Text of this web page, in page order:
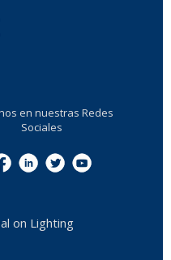
en nuestras Redes
Sociales
on Lighting